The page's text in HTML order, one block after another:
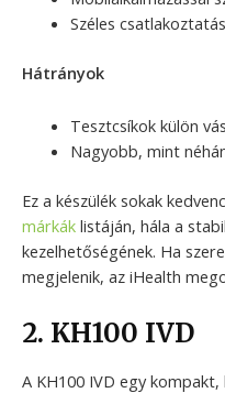
Széles
Hátrányok
Tesztcsíkok külön
Nagyobb, mint
Ez a készülék sokak
márkák listáján, hála a
kezelhetőségének. Ha
megjelenik, az iHealth
2. KH100 IVD
A KH100 IVD egy